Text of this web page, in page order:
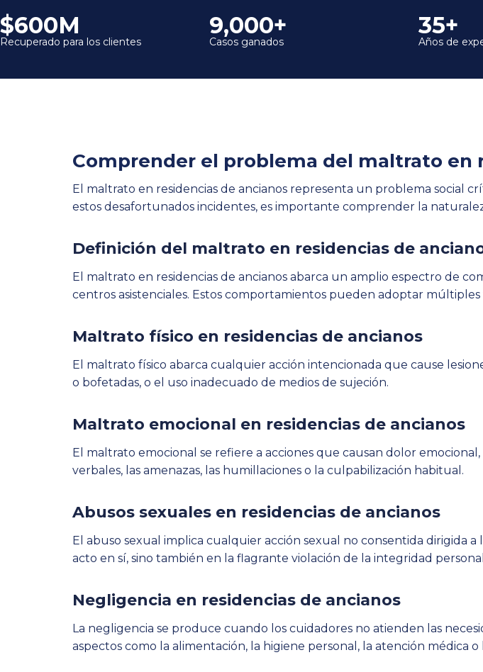
$600M
Recuperado para los clientes
9,000+
Casos ganados
35+
Años de
Comprender el problema del maltrato en
El maltrato en residencias de ancianos representa un problema social
estos desafortunados incidentes, es importante comprender la
Definición del maltrato en residencias de
El maltrato en residencias de ancianos abarca un amplio espectro de
centros asistenciales. Estos comportamientos pueden adoptar múltiples
Maltrato físico en residencias de ancianos
El maltrato físico abarca cualquier acción intencionada que cause
o bofetadas, o el uso inadecuado de medios de sujeción.
Maltrato emocional en residencias de ancianos
El maltrato emocional se refiere a acciones que causan dolor
verbales, las amenazas, las humillaciones o la culpabilización habitual.
Abusos sexuales en residencias de ancianos
El abuso sexual implica cualquier acción sexual no consentida dirigida
acto en sí, sino también en la flagrante violación de la integridad
Negligencia en residencias de ancianos
La negligencia se produce cuando los cuidadores no atienden las
aspectos como la alimentación, la higiene personal, la atención médica o